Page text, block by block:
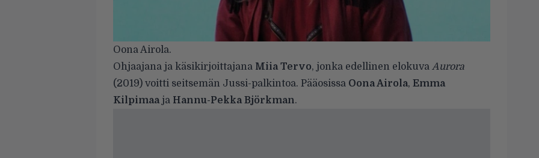
Oona Airola.
Ohjaajana ja käsikirjoittajana Miia Tervo, jonka edellinen elokuva Aurora
(2019) voitti seitsemän Jussi-palkintoa. Pääosissa Oona Airola, Emma
Kilpimaaja Hannu-Pekka Björkman.